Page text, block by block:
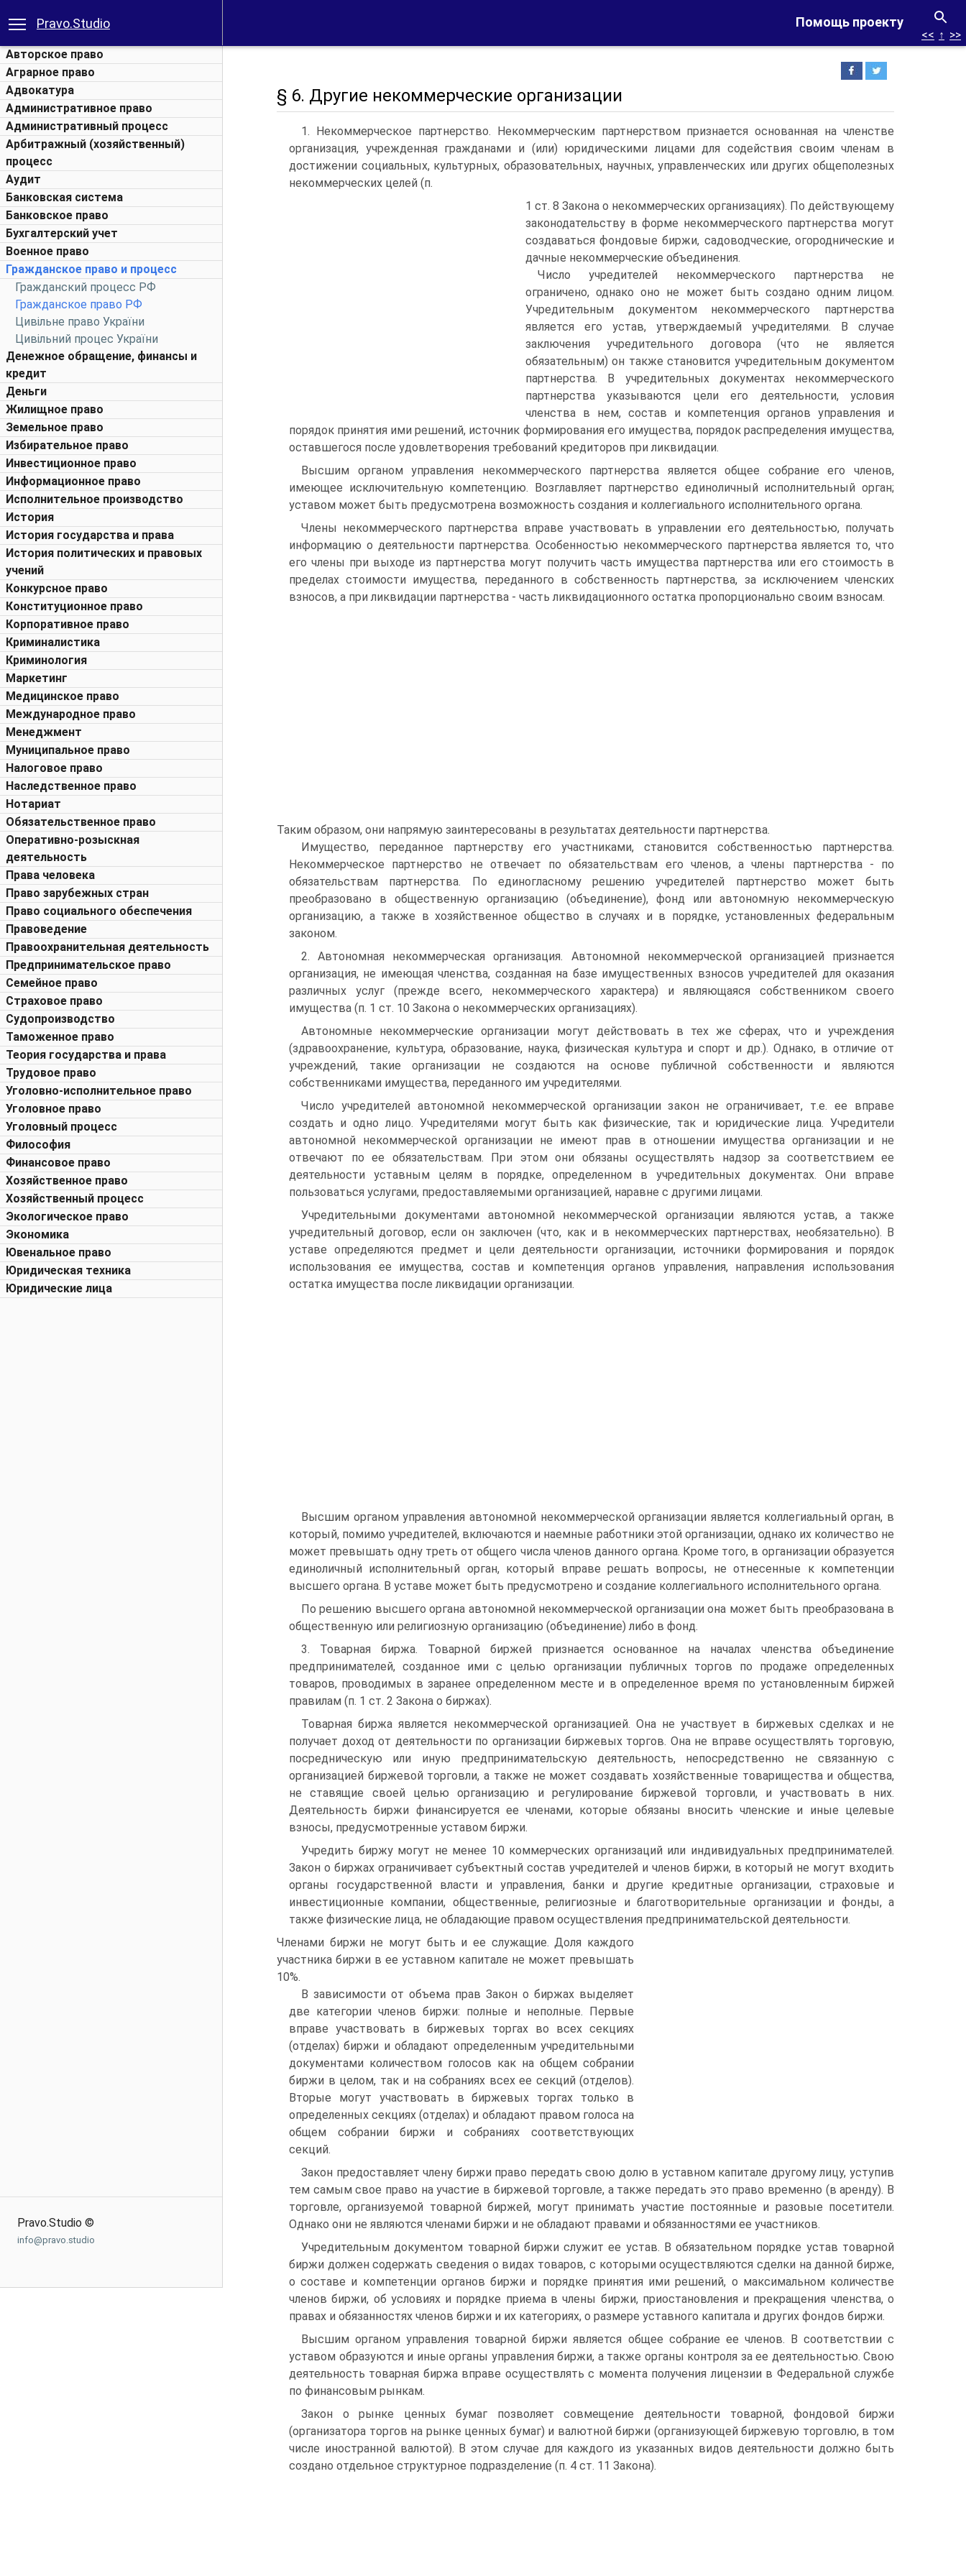
Помощь проекту
Pravo.Studio
Авторское право
Аграрное право
Адвокатура
Административное право
Административный процесс
Арбитражный (хозяйственный)
процесс
Аудит
Банковская система
Банковское право
Бухгалтерский учет
Военное право
Гражданское право и процесс
Гражданский процесс РФ
Гражданское право РФ
Цивільне право України
Цивільний процес України
Денежное обращение, финансы и
кредит
Деньги
Жилищное право
Земельное право
Избирательное право
Инвестиционное право
Информационное право
Исполнительное производство
История
История государства и права
История политических и правовых
учений
Конкурсное право
Конституционное право
Корпоративное право
Криминалистика
Криминология
Маркетинг
Медицинское право
Международное право
Менеджмент
Муниципальное право
Налоговое право
Наследственное право
Нотариат
Обязательственное право
Оперативно-розыскная
деятельность
Права человека
Право зарубежных стран
Право социального обеспечения
Правоведение
Правоохранительная деятельность
Предпринимательское право
Семейное право
Страховое право
Судопроизводство
Таможенное право
Теория государства и права
Трудовое право
Уголовно-исполнительное право
Уголовное право
Уголовный процесс
Философия
Финансовое право
Хозяйственное право
Хозяйственный процесс
Экологическое право
Экономика
Ювенальное право
Юридическая техника
Юридические лица
Pravo.Studio ©
info@pravo.studio
<< ↑ >>
§ 6. Другие некоммерческие организации
1. Некоммерческое партнерство. Некоммерческим партнерством признается основанная на членстве
организация, учрежденная гражданами и (или) юридическими лицами для содействия своим членам в
достижении социальных, культурных, образовательных, научных, управленческих или других общеполезных
некоммерческих целей (п.
1 ст. 8 Закона о некоммерческих организациях). По действующему
законодательству в форме некоммерческого партнерства могут
создаваться фондовые биржи, садоводческие, огороднические и
дачные некоммерческие объединения.
Число учредителей некоммерческого партнерства не
ограничено, однако оно не может быть создано одним лицом.
Учредительным документом некоммерческого партнерства
является его устав, утверждаемый учредителями. В случае
заключения учредительного договора (что не является
обязательным) он также становится учредительным документом
партнерства. В учредительных документах некоммерческого
партнерства указываются цели его деятельности, условия
членства в нем, состав и компетенция органов управления и
порядок принятия ими решений, источник формирования его имущества, порядок распределения имущества,
оставшегося после удовлетворения требований кредиторов при ликвидации.
Высшим органом управления некоммерческого партнерства является общее собрание его членов,
имеющее исключительную компетенцию. Возглавляет партнерство единоличный исполнительный орган;
уставом может быть предусмотрена возможность создания и коллегиального исполнительного органа.
Члены некоммерческого партнерства вправе участвовать в управлении его деятельностью, получать
информацию о деятельности партнерства. Особенностью некоммерческого партнерства является то, что
его члены при выходе из партнерства могут получить часть имущества партнерства или его стоимость в
пределах стоимости имущества, переданного в собственность партнерства, за исключением членских
взносов, а при ликвидации партнерства - часть ликвидационного остатка пропорционально своим взносам.
Таким образом, они напрямую заинтересованы в результатах деятельности партнерства.
Имущество, переданное партнерству его участниками, становится собственностью партнерства.
Некоммерческое партнерство не отвечает по обязательствам его членов, а члены партнерства - по
обязательствам партнерства. По единогласному решению учредителей партнерство может быть
преобразовано в общественную организацию (объединение), фонд или автономную некоммерческую
организацию, а также в хозяйственное общество в случаях и в порядке, установленных федеральным
законом.
2. Автономная некоммерческая организация. Автономной некоммерческой организацией признается
организация, не имеющая членства, созданная на базе имущественных взносов учредителей для оказания
различных услуг (прежде всего, некоммерческого характера) и являющаяся собственником своего
имущества (п. 1 ст. 10 Закона о некоммерческих организациях).
Автономные некоммерческие организации могут действовать в тех же сферах, что и учреждения
(здравоохранение, культура, образование, наука, физическая культура и спорт и др.). Однако, в отличие от
учреждений, такие организации не создаются на основе публичной собственности и являются
собственниками имущества, переданного им учредителями.
Число учредителей автономной некоммерческой организации закон не ограничивает, т.е. ее вправе
создать и одно лицо. Учредителями могут быть как физические, так и юридические лица. Учредители
автономной некоммерческой организации не имеют прав в отношении имущества организации и не
отвечают по ее обязательствам. При этом они обязаны осуществлять надзор за соответствием ее
деятельности уставным целям в порядке, определенном в учредительных документах. Они вправе
пользоваться услугами, предоставляемыми организацией, наравне с другими лицами.
Учредительными документами автономной некоммерческой организации являются устав, а также
учредительный договор, если он заключен (что, как и в некоммерческих партнерствах, необязательно). В
уставе определяются предмет и цели деятельности организации, источники формирования и порядок
использования ее имущества, состав и компетенция органов управления, направления использования
остатка имущества после ликвидации организации.
Высшим органом управления автономной некоммерческой организации является коллегиальный орган, в
который, помимо учредителей, включаются и наемные работники этой организации, однако их количество не
может превышать одну треть от общего числа членов данного органа. Кроме того, в организации образуется
единоличный исполнительный орган, который вправе решать вопросы, не отнесенные к компетенции
высшего органа. В уставе может быть предусмотрено и создание коллегиального исполнительного органа.
По решению высшего органа автономной некоммерческой организации она может быть преобразована в
общественную или религиозную организацию (объединение) либо в фонд.
3. Товарная биржа. Товарной биржей признается основанное на началах членства объединение
предпринимателей, созданное ими с целью организации публичных торгов по продаже определенных
товаров, проводимых в заранее определенном месте и в определенное время по установленным биржей
правилам (п. 1 ст. 2 Закона о биржах).
Товарная биржа является некоммерческой организацией. Она не участвует в биржевых сделках и не
получает доход от деятельности по организации биржевых торгов. Она не вправе осуществлять торговую,
посредническую или иную предпринимательскую деятельность, непосредственно не связанную с
организацией биржевой торговли, а также не может создавать хозяйственные товарищества и общества,
не ставящие своей целью организацию и регулирование биржевой торговли, и участвовать в них.
Деятельность биржи финансируется ее членами, которые обязаны вносить членские и иные целевые
взносы, предусмотренные уставом биржи.
Учредить биржу могут не менее 10 коммерческих организаций или индивидуальных предпринимателей.
Закон о биржах ограничивает субъектный состав учредителей и членов биржи, в который не могут входить
органы государственной власти и управления, банки и другие кредитные организации, страховые и
инвестиционные компании, общественные, религиозные и благотворительные организации и фонды, а
также физические лица, не обладающие правом осуществления предпринимательской деятельности.
Членами биржи не могут быть и ее служащие. Доля каждого
участника биржи в ее уставном капитале не может превышать
10%.
В зависимости от объема прав Закон о биржах выделяет
две категории членов биржи: полные и неполные. Первые
вправе участвовать в биржевых торгах во всех секциях
(отделах) биржи и обладают определенным учредительными
документами количеством голосов как на общем собрании
биржи в целом, так и на собраниях всех ее секций (отделов).
Вторые могут участвовать в биржевых торгах только в
определенных секциях (отделах) и обладают правом голоса на
общем собрании биржи и собраниях соответствующих
секций.
Закон предоставляет члену биржи право передать свою долю в уставном капитале другому лицу, уступив
тем самым свое право на участие в биржевой торговле, а также передать это право временно (в аренду). В
торговле, организуемой товарной биржей, могут принимать участие постоянные и разовые посетители.
Однако они не являются членами биржи и не обладают правами и обязанностями ее участников.
Учредительным документом товарной биржи служит ее устав. В обязательном порядке устав товарной
биржи должен содержать сведения о видах товаров, с которыми осуществляются сделки на данной бирже,
о составе и компетенции органов биржи и порядке принятия ими решений, о максимальном количестве
членов биржи, об условиях и порядке приема в члены биржи, приостановления и прекращения членства, о
правах и обязанностях членов биржи и их категориях, о размере уставного капитала и других фондов биржи.
Высшим органом управления товарной биржи является общее собрание ее членов. В соответствии с
уставом образуются и иные органы управления биржи, а также органы контроля за ее деятельностью. Свою
деятельность товарная биржа вправе осуществлять с момента получения лицензии в Федеральной службе
по финансовым рынкам.
Закон о рынке ценных бумаг позволяет совмещение деятельности товарной, фондовой биржи
(организатора торгов на рынке ценных бумаг) и валютной биржи (организующей биржевую торговлю, в том
числе иностранной валютой). В этом случае для каждого из указанных видов деятельности должно быть
создано отдельное структурное подразделение (п. 4 ст. 11 Закона).